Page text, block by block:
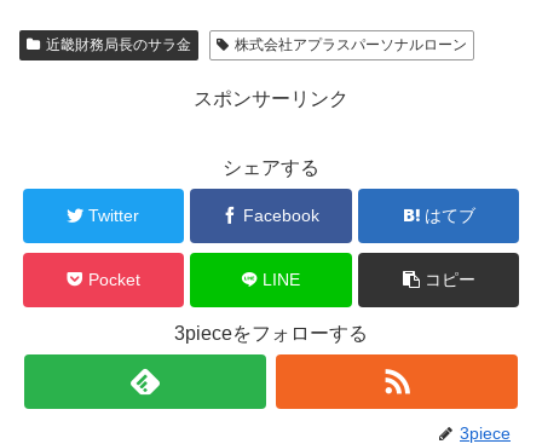
近畿財務局長のサラ金 株式会社アプラスパーソナルローン
スポンサーリンク
シェアする
Twitter Facebook はてブ
Pocket LINE コピー
3pieceをフォローする
3piece